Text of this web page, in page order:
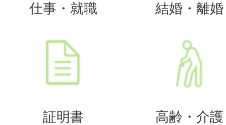
仕事・就職 結婚・離婚
証明書 高齢・介護